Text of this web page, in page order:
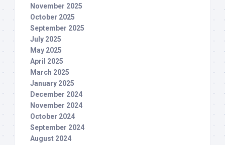
November 2025
October 2025
September 2025
July 2025
May 2025
April 2025
March 2025
January 2025
December 2024
November 2024
October 2024
September 2024
August 2024